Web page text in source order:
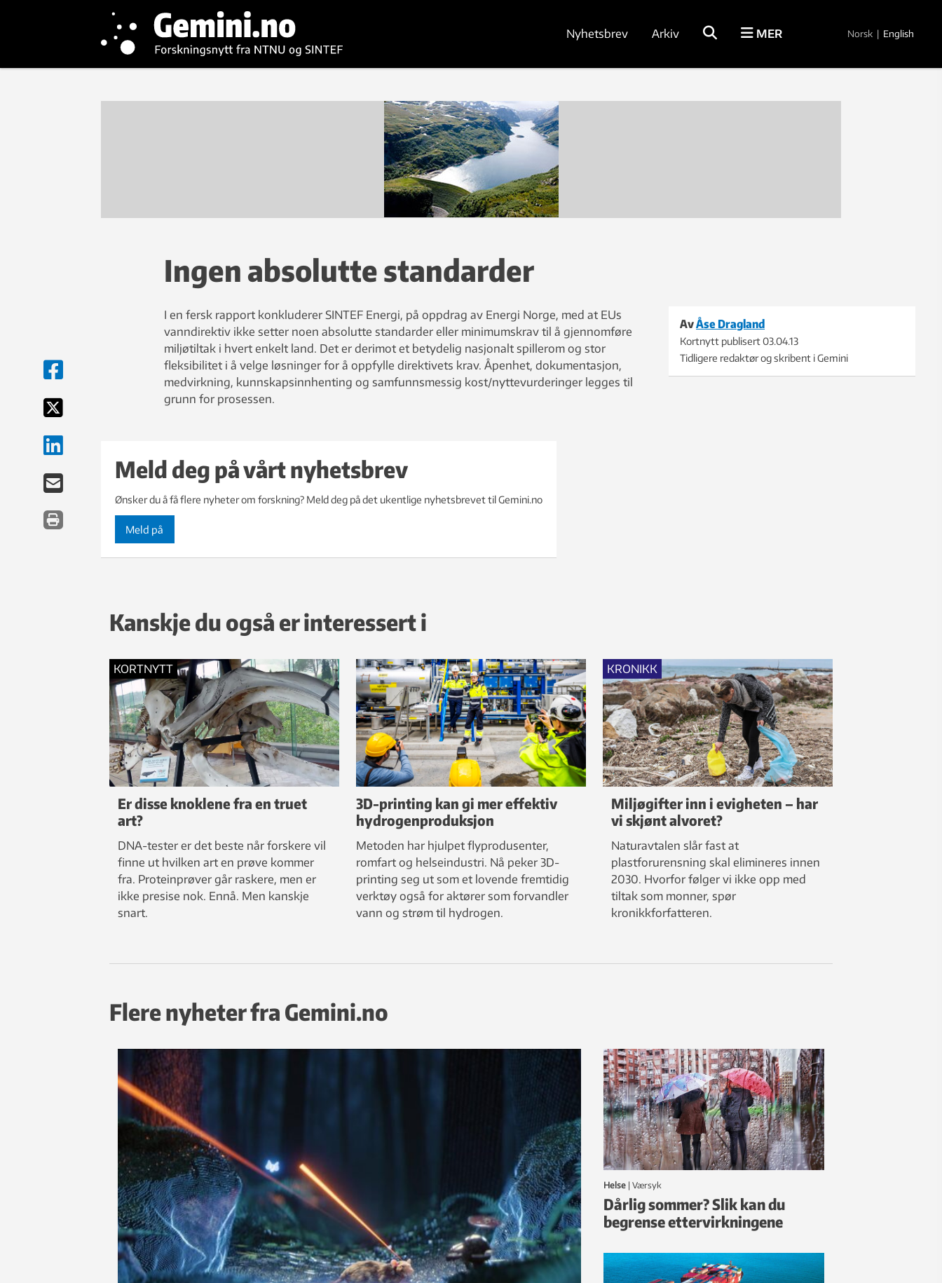
Nyhetsbrev Arkiv MER Norsk | English
Ingen absolutte standarder
AvÅse Dragland
Kortnytt publisert03.04.13
Tidligere redaktør og skribent i Gemini
I en fersk rapport konkluderer SINTEF Energi, på oppdrag av Energi Norge, med at EUs
vanndirektiv ikke setter noen absolutte standarder eller minimumskrav til å gjennomføre
miljøtiltak i hvert enkelt land. Det er derimot et betydelig nasjonalt spillerom og stor
fleksibilitet i å velge løsninger for å oppfylle direktivets krav. Åpenhet, dokumentasjon,
medvirkning, kunnskapsinnhenting og samfunnsmessig kost/nyttevurderinger legges til
grunn for prosessen.
Meld deg på vårt nyhetsbrev
Ønsker du å få flere nyheter om forskning? Meld deg på det ukentlige nyhetsbrevet til Gemini.no
Meld på
Kanskje du også er interessert i
KORTNYTT
Er disse knoklene fra en truet
art?
DNA-tester er det beste når forskere vil
finne ut hvilken art en prøve kommer
fra. Proteinprøver går raskere, men er
ikke presise nok. Ennå. Men kanskje
snart.
3D-printing kan gi mer effektiv
hydrogenproduksjon
Metoden har hjulpet flyprodusenter,
romfart og helseindustri. Nå peker 3D-
printing seg ut som et lovende fremtidig
verktøy også for aktører som forvandler
vann og strøm til hydrogen.
KRONIKK
Miljøgifter inn i evigheten – har
vi skjønt alvoret?
Naturavtalen slår fast at
plastforurensning skal elimineres innen
2030. Hvorfor følger vi ikke opp med
tiltak som monner, spør
kronikkforfatteren.
Flere nyheter fra Gemini.no
Helse | Værsyk
Dårlig sommer? Slik kan du
begrense ettervirkningene